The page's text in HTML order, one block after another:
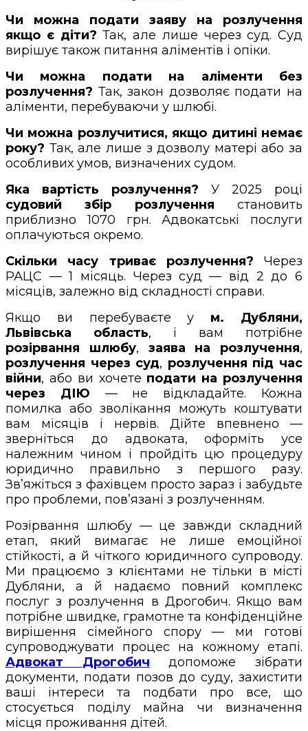
Чи можна подати заяву на розлучення
якщо є діти? Так, але лише через суд. Суд
вирішує також питання аліментів і опіки.
Чи можна подати на аліменти без
розлучення? Так, закон дозволяє подати на
аліменти, перебуваючи у шлюбі.
Чи можна розлучитися, якщо дитині немає
року? Так, але лише з дозволу матері або за
особливих умов, визначених судом.
Яка вартість розлучення? У 2025 році
судовий збір розлучення становить
приблизно 1070 грн. Адвокатські послуги
оплачуються окремо.
Скільки часу триває розлучення? Через
РАЦС — 1 місяць. Через суд — від 2 до 6
місяців, залежно від складності справи.
Якщо ви перебуваєте у м. Дубляни,
Львівська область, і вам потрібне
розірвання шлюбу, заява на розлучення,
розлучення через суд, розлучення під час
війни, або ви хочете подати на розлучення
через ДІЮ — не відкладайте. Кожна
помилка або зволікання можуть коштувати
вам місяців і нервів. Дійте впевнено —
зверніться до адвоката, оформіть усе
належним чином і пройдіть цю процедуру
юридично правильно з першого разу.
Зв’яжіться з фахівцем просто зараз і забудьте
про проблеми, пов’язані з розлученням.
Розірвання шлюбу — це завжди складний
етап, який вимагає не лише емоційної
стійкості, а й чіткого юридичного супроводу.
Ми працюємо з клієнтами не тільки в місті
Дубляни, а й надаємо повний комплекс
послуг з розлучення в Дрогобич. Якщо вам
потрібне швидке, грамотне та конфіденційне
вирішення сімейного спору — ми готові
супроводжувати процес на кожному етапі.
Адвокат Дрогобич допоможе зібрати
документи, подати позов до суду, захистити
ваші інтереси та подбати про все, що
стосується поділу майна чи визначення
місця проживання дітей.